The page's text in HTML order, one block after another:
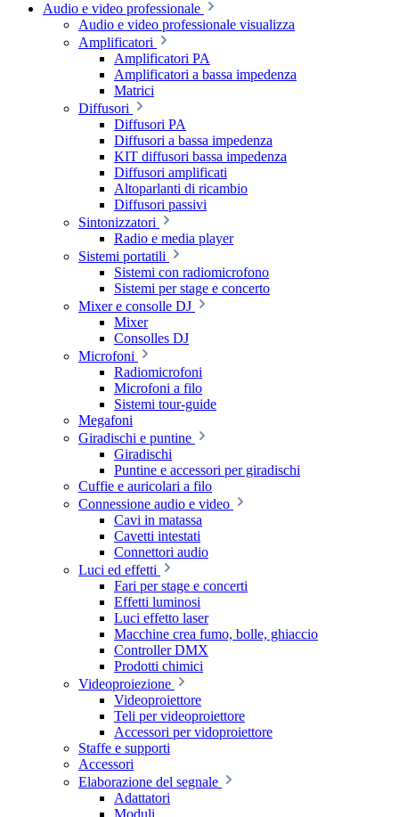
Audio e video professionale
Audio e video professionale visualizza
Amplificatori
Amplificatori PA
Amplificatori a bassa impedenza
Matrici
Diffusori
Diffusori PA
Diffusori a bassa impedenza
KIT diffusori bassa impedenza
Diffusori amplificati
Altoparlanti di ricambio
Diffusori passivi
Sintonizzatori
Radio e media player
Sistemi portatili
Sistemi con radiomicrofono
Sistemi per stage e concerto
Mixer e consolle DJ
Mixer
Consolles DJ
Microfoni
Radiomicrofoni
Microfoni a filo
Sistemi tour-guide
Megafoni
Giradischi e puntine
Giradischi
Puntine e accessori per giradischi
Cuffie e auricolari a filo
Connessione audio e video
Cavi in matassa
Cavetti intestati
Connettori audio
Luci ed effetti
Fari per stage e concerti
Effetti luminosi
Luci effetto laser
Macchine crea fumo, bolle, ghiaccio
Controller DMX
Prodotti chimici
Videoproiezione
Videoproiettore
Teli per videoproiettore
Accessori per vidoproiettore
Staffe e supporti
Accessori
Elaborazione del segnale
Adattatori
Moduli